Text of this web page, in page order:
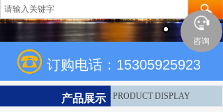
订购电话：15305925923
PRODUCT DISPLAY
产品展示
咨询